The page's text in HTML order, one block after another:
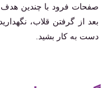
صفحات فرود با چندین هدف
بعد از گرفتن قلاب،
دست به کار بشید.